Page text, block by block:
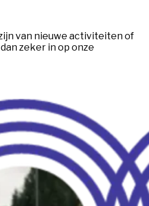
van nieuwe activiteiten of
zeker in op onze